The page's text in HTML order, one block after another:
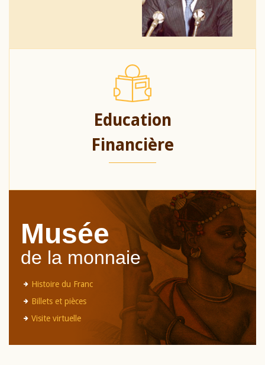
Education
Financière
Musée
de la monnaie
Histoire du Franc
Billets et pièces
Visite virtuelle